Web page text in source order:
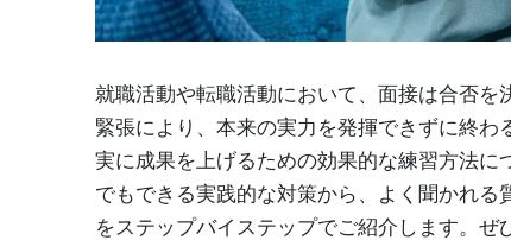
就職活動や転職活動において、面接は合否
緊張により、本来の実力を発揮できずに終
実に成果を上げるための効果的な練習方法に
でもできる実践的な対策から、よく聞かれ
をステップバイステップでご紹介します。